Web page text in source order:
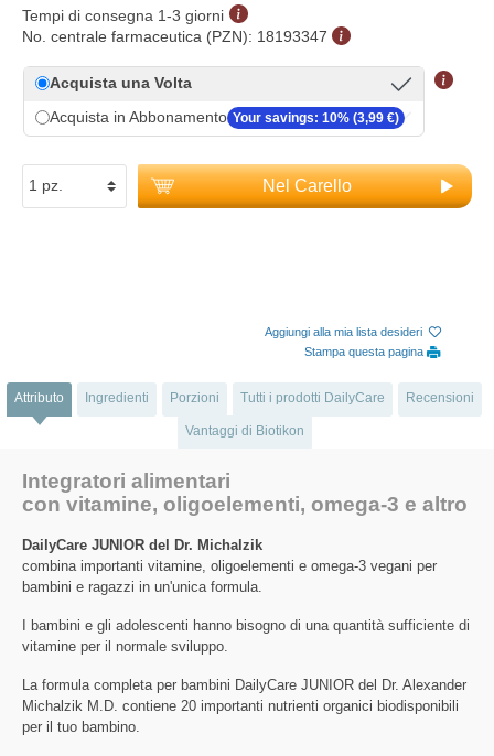
Tempi di consegna 1-3 giorni
No. centrale farmaceutica (PZN): 18193347
Acquista una Volta
Acquista in Abbonamento Your savings: 10% (3,99 €)
Nel Carello
Aggiungi alla mia lista desideri
Stampa questa pagina
Attributo Ingredienti Porzioni Tutti i prodotti DailyCare Recensioni
Vantaggi di Biotikon
Integratori alimentari
con vitamine, oligoelementi, omega-3 e altro
DailyCare JUNIOR del Dr. Michalzik
combina importanti vitamine, oligoelementi e omega-3 vegani per
bambini e ragazzi in un'unica formula.
I bambini e gli adolescenti hanno bisogno di una quantità sufficiente di
vitamine per il normale sviluppo.
La formula completa per bambini DailyCare JUNIOR del Dr. Alexander
Michalzik M.D. contiene 20 importanti nutrienti organici biodisponibili
per il tuo bambino.